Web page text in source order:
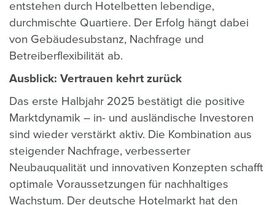
entstehen durch Hotelbetten lebendige,
durchmischte Quartiere. Der Erfolg hängt dabei
von Gebäudesubstanz, Nachfrage und
Betreiberflexibilität ab.
Ausblick: Vertrauen kehrt zurück
Das erste Halbjahr 2025 bestätigt die positive
Marktdynamik – in- und ausländische Investoren
sind wieder verstärkt aktiv. Die Kombination aus
steigender Nachfrage, verbesserter
Neubauqualität und innovativen Konzepten schafft
optimale Voraussetzungen für nachhaltiges
Wachstum. Der deutsche Hotelmarkt hat den